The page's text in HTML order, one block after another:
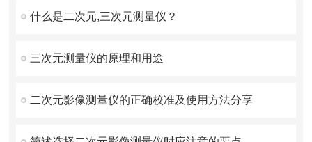
什么是二次元,三次元测量仪？
三次元测量仪的原理和用途
二次元影像测量仪的正确校准及使用方法分享